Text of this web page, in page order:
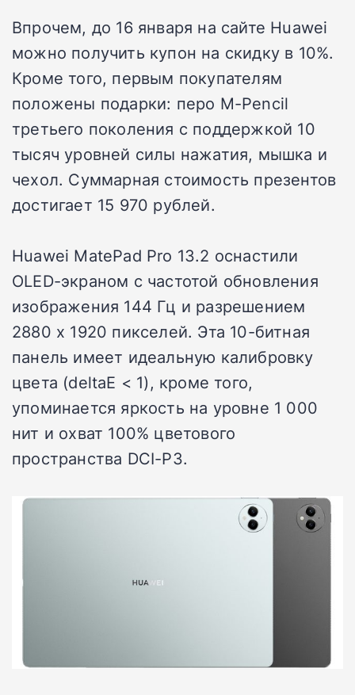
Впрочем, до 16 января на сайте Huawei
можно получить купон на скидку в 10%.
Кроме того, первым покупателям
положены подарки: перо M-Pencil
третьего поколения с поддержкой 10
тысяч уровней силы нажатия, мышка и
чехол. Суммарная стоимость презентов
достигает 15 970 рублей.
Huawei MatePad Pro 13.2 оснастили
OLED-экраном с частотой обновления
изображения 144 Гц и разрешением
2880 х 1920 пикселей. Эта 10-битная
панель имеет идеальную калибровку
цвета (deltaE < 1), кроме того,
упоминается яркость на уровне 1 000
нит и охват 100% цветового
пространства DCI-P3.